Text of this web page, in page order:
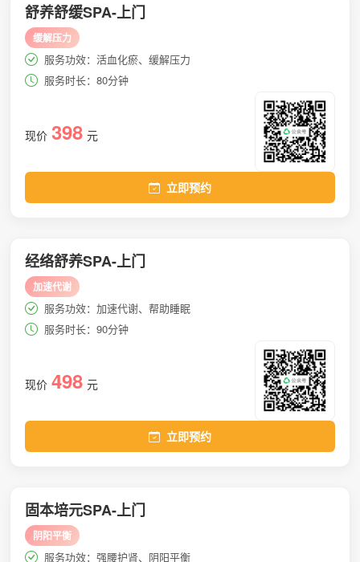
舒养舒缓SPA-上门
缓解压力
服务功效：活血化瘀、缓解压力
服务时长：80分钟
现价 398 元
立即预约
经络舒养SPA-上门
加速代谢
服务功效：加速代谢、帮助睡眠
服务时长：90分钟
现价 498 元
立即预约
固本培元SPA-上门
阴阳平衡
服务功效：强腰护肾、阴阳平衡